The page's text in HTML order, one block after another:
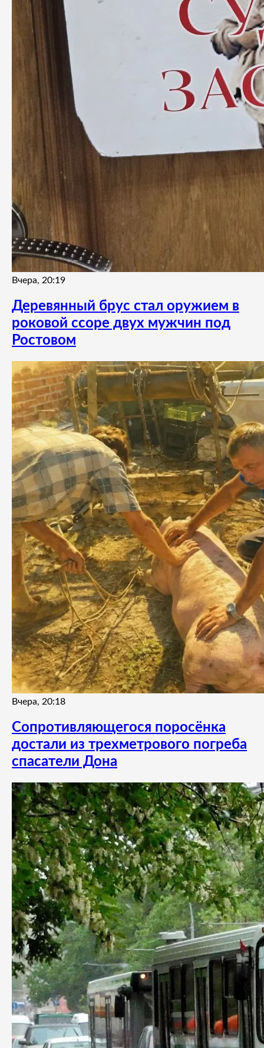
Вчера, 20:19
Деревянный брус стал оружием в
роковой ссоре двух мужчин под
Ростовом
Вчера, 20:18
Сопротивляющегося поросёнка
достали из трехметрового погреба
спасатели Дона